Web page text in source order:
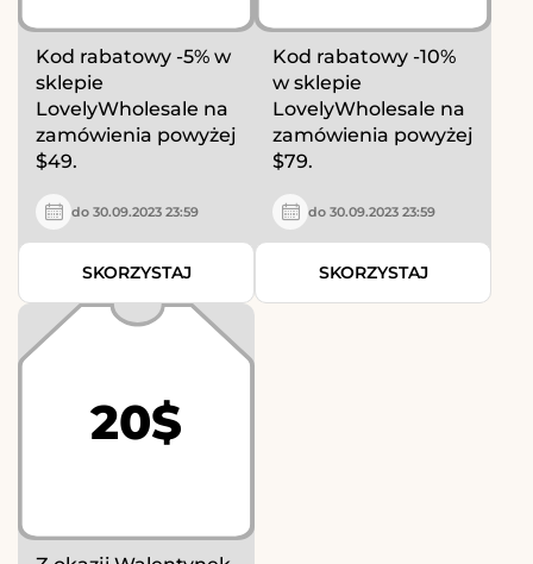
Kod rabatowy -5% w
sklepie
LovelyWholesale na
zamówienia powyżej
$49.
do 30.09.2023 23:59
SKORZYSTAJ
Kod rabatowy -10%
w sklepie
LovelyWholesale na
zamówienia powyżej
$79.
do 30.09.2023 23:59
SKORZYSTAJ
20$